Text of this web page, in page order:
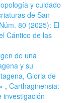
y cuidado
de San
80 (2025): El
Cántico de las
de una
y su
Gloria de
, Carthaginensia:
investigación